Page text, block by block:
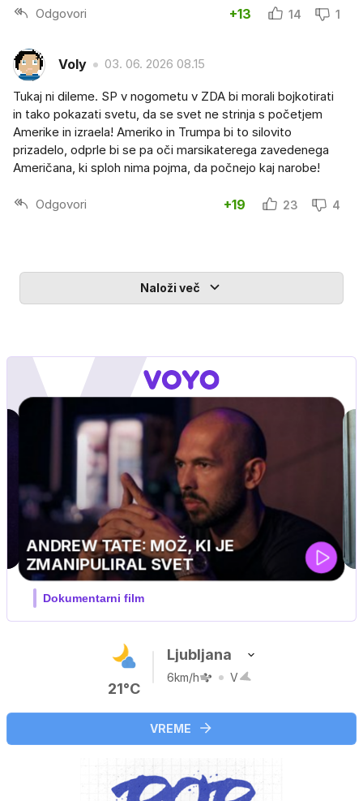
Odgovori +13 14 1
Voly 03. 06. 2026 08.15
Tukaj ni dileme. SP v nogometu v ZDA bi morali bojkotirati
in tako pokazati svetu, da se svet ne strinja s početjem
Amerike in izraela! Ameriko in Trumpa bi to silovito
prizadelo, odprle bi se pa oči marsikaterega zavedenega
Američana, ki sploh nima pojma, da počnejo kaj narobe!
Odgovori +19 23 4
Naloži več
MOJ PRIJATELJ PINGVIN
Film meseca / družinski, pustolovski
21°C
Ljubljana
6km/h V
VREME